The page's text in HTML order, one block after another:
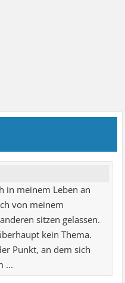
in meinem Leben an
von meinem
sitzen gelassen.
kein Thema.
Punkt, an dem sich
...